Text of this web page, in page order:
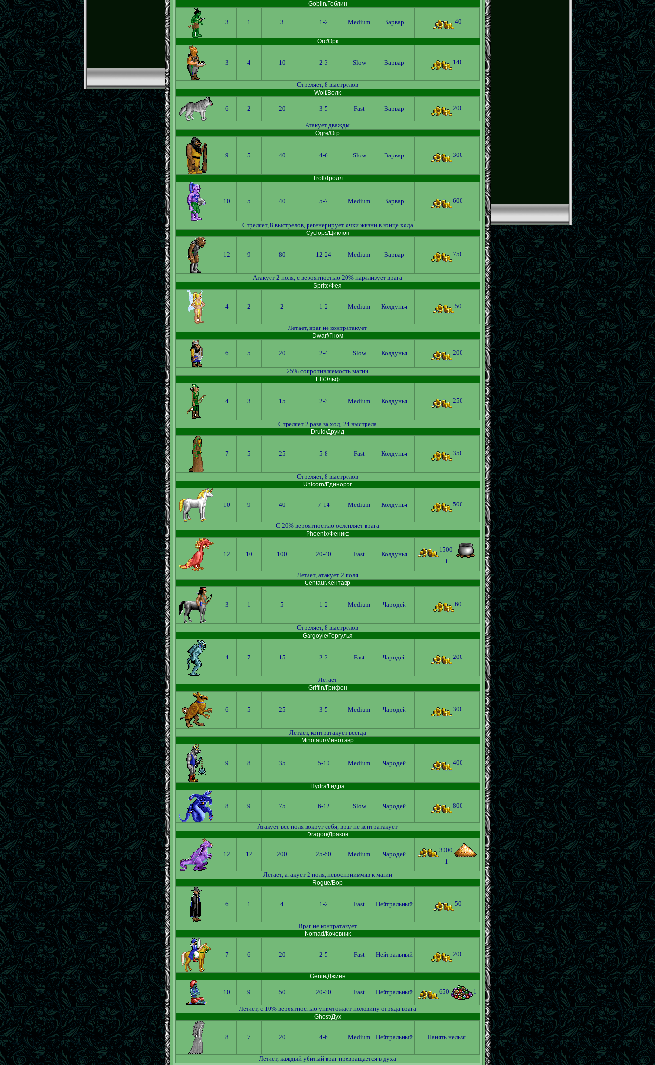
Goblin/Гоблин
3 1 3 1-2 Medium Варвар 40
Orc/Орк
3 4 10 2-3 Slow Варвар 140
Стреляет, 8 выстрелов
Wolf/Волк
6 2 20 3-5 Fast Варвар 200
Атакует дважды
Ogre/Огр
9 5 40 4-6 Slow Варвар 300
Troll/Тролл
10 5 40 5-7 Medium Варвар 600
Стреляет, 8 выстрелов, регенерирует очки жизни в конце хода
Cyclops/Циклоп
12 9 80 12-24 Medium Варвар 750
Атакует 2 поля, с вероятностью 20% парализует врага
Sprite/Фея
4 2 2 1-2 Medium Колдунья 50
Летает, враг не контратакует
Dwarf/Гном
6 5 20 2-4 Slow Колдунья 200
25% сопротивляемость магии
Elf/Эльф
4 3 15 2-3 Medium Колдунья 250
Стреляет 2 раза за ход, 24 выстрела
Druid/Друид
7 5 25 5-8 Fast Колдунья 350
Стреляет, 8 выстрелов
Unicorn/Единорог
10 9 40 7-14 Medium Колдунья 500
С 20% вероятностью ослепляет врага
Phoenix/Феникс
12 10 100 20-40 Fast Колдунья
1500
1
Летает, атакует 2 поля
Centaur/Кентавр
3 1 5 1-2 Medium Чародей 60
Стреляет, 8 выстрелов
Gargoyle/Горгулья
4 7 15 2-3 Fast Чародей 200
Летает
Griffin/Грифон
6 5 25 3-5 Medium Чародей 300
Летает, контратакует всегда
Minotaur/Минотавр
9 8 35 5-10 Medium Чародей 400
Hydra/Гидра
8 9 75 6-12 Slow Чародей 800
Атакует все поля вокруг себя, враг не контратакует
Dragon/Дракон
12 12 200 25-50 Medium Чародей
3000
1
Летает, атакует 2 поля, невосприимчив к магии
Rogue/Вор
6 1 4 1-2 Fast Нейтральный 50
Враг не контратакует
Nomad/Кочевник
7 6 20 2-5 Fast Нейтральный 200
Genie/Джинн
10 9 50 20-30 Fast Нейтральный 650 1
Летает, с 10% вероятностью уничтожает половину отряда врага
Ghost/Дух
8 7 20 4-6 Medium Нейтральный Нанять нельзя
Летает, каждый убитый враг превращается в духа